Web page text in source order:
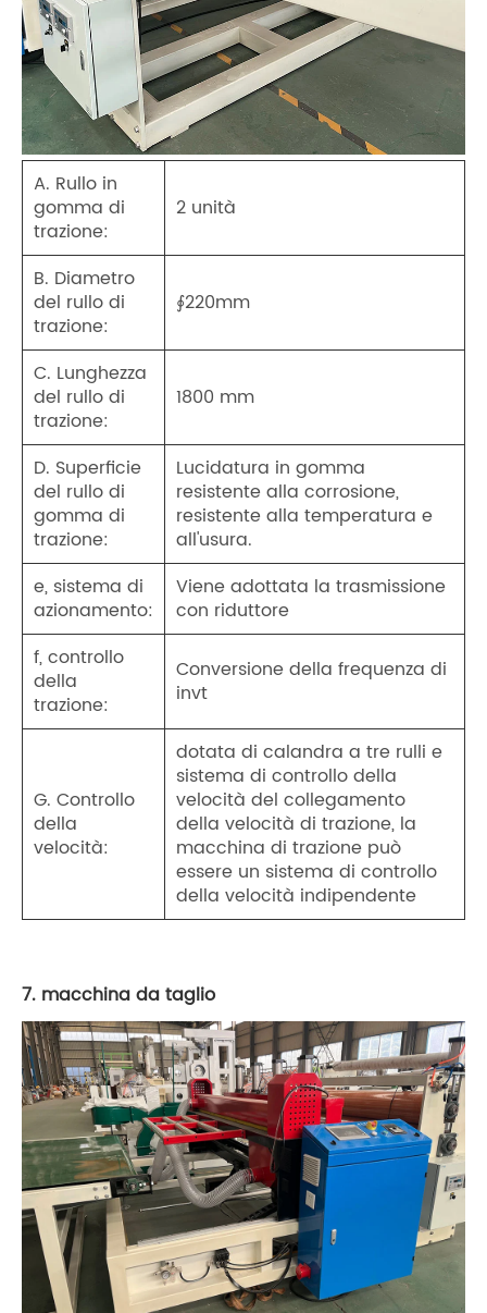
A. Rullo in
gomma di
trazione:
2 unità
B. Diametro
del rullo di
trazione:
∮220mm
C. Lunghezza
del rullo di
trazione:
1800 mm
D. Superficie
del rullo di
gomma di
trazione:
Lucidatura in gomma
resistente alla corrosione,
resistente alla temperatura e
all'usura.
e, sistema di
azionamento:
Viene adottata la trasmissione
con riduttore
f, controllo
della
trazione:
Conversione della frequenza di
invt
G. Controllo
della
velocità:
dotata di calandra a tre rulli e
sistema di controllo della
velocità del collegamento
della velocità di trazione, la
macchina di trazione può
essere un sistema di controllo
della velocità indipendente
7. macchina da taglio